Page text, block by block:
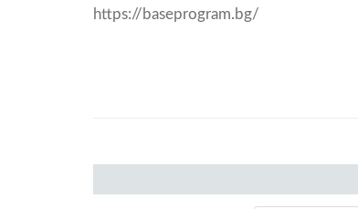
https://baseprogram.bg/